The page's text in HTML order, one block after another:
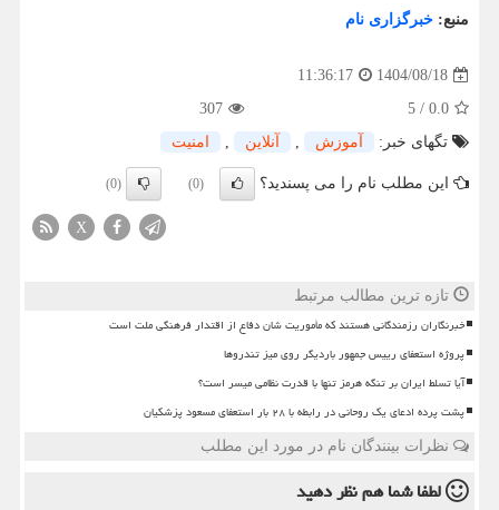
منبع: خبرگزاری نام
1404/08/18
11:36:17
0.0
/
5
307
تگهای خبر:
آموزش , آنلاین , امنیت
این مطلب نام را می پسندید؟ (0)
(0)
X
تازه ترین مطالب مرتبط
خبرنگاران رزمندگانی هستند که مأموریت شان دفاع از اقتدار فرهنگی ملت است
پروژه استعفای رییس جمهور باردیگر روی میز تندروها
آیا تسلط ایران بر تنگه هرمز تنها با قدرت نظامی میسر است؟
پشت پرده ادعای یک روحانی در رابطه با ۲۸ بار استعفای مسعود پزشکیان
نظرات بینندگان نام در مورد این مطلب
لطفا شما همنظر دهید